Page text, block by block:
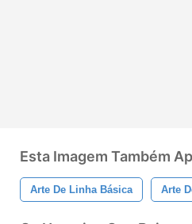
Esta Imagem Também
Arte De Linha Básica Arte